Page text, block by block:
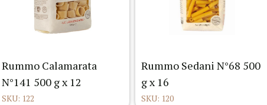
Rummo Calamarata
N°141 500 g x 12
SKU: 122
Rummo Sedani N°68 500
g x 16
SKU: 120